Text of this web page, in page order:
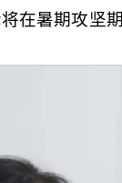
在暑期攻坚